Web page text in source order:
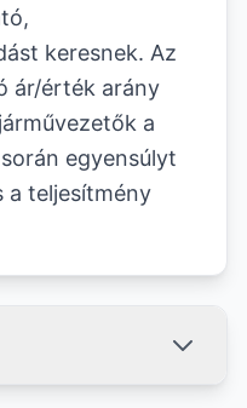
keresnek. Az
ár/érték arány
a
egyensúlyt
a teljesítmény